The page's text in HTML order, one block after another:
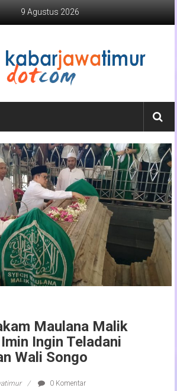
9 Agustus 2026
Maulana Malik
Ingin Teladani
Wali Songo
0 Komentar